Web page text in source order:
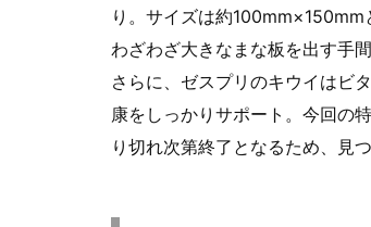
り。サイズは約100mm×150mm
わざわざ大きなまな板を出す手
さらに、ゼスプリのキウイはビ
康をしっかりサポート。今回の
り切れ次第終了となるため、見